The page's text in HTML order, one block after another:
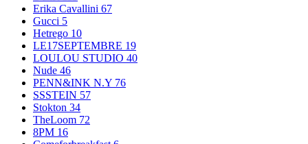
Erika Cavallini 67
Gucci 5
Hetrego 10
LE17SEPTEMBRE 19
LOULOU STUDIO 40
Nude 46
PENN&INK N.Y 76
SSSTEIN 57
Stokton 34
TheLoom 72
8PM 16